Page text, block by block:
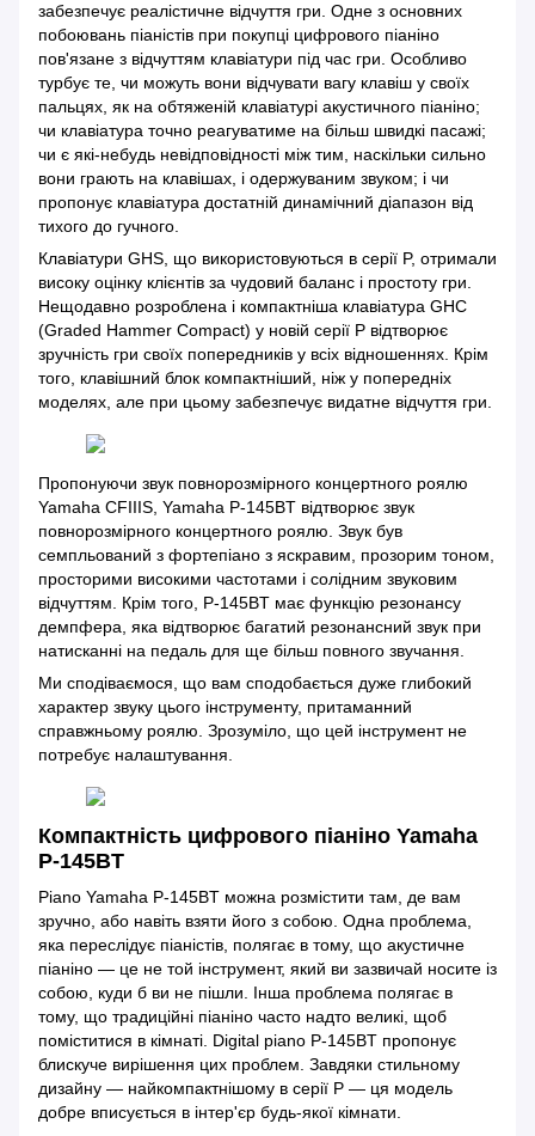
забезпечує реалістичне відчуття гри. Одне з основних
побоювань піаністів при покупці цифрового піаніно
пов'язане з відчуттям клавіатури під час гри. Особливо
турбує те, чи можуть вони відчувати вагу клавіш у своїх
пальцях, як на обтяженій клавіатурі акустичного піаніно;
чи клавіатура точно реагуватиме на більш швидкі пасажі;
чи є які-небудь невідповідності між тим, наскільки сильно
вони грають на клавішах, і одержуваним звуком; і чи
пропонує клавіатура достатній динамічний діапазон від
тихого до гучного.
Клавіатури GHS, що використовуються в серії P, отримали
високу оцінку клієнтів за чудовий баланс і простоту гри.
Нещодавно розроблена і компактніша клавіатура GHC
(Graded Hammer Compact) у новій серії P відтворює
зручність гри своїх попередників у всіх відношеннях. Крім
того, клавішний блок компактніший, ніж у попередніх
моделях, але при цьому забезпечує видатне відчуття гри.
Пропонуючи звук повнорозмірного концертного роялю
Yamaha CFIIIS, Yamaha P-145BT відтворює звук
повнорозмірного концертного роялю. Звук був
семпльований з фортепіано з яскравим, прозорим тоном,
просторими високими частотами і солідним звуковим
відчуттям. Крім того, P-145BT має функцію резонансу
демпфера, яка відтворює багатий резонансний звук при
натисканні на педаль для ще більш повного звучання.
Ми сподіваємося, що вам сподобається дуже глибокий
характер звуку цього інструменту, притаманний
справжньому роялю. Зрозуміло, що цей інструмент не
потребує налаштування.
Компактність цифрового піаніно Yamaha
P-145BT
Piano Yamaha P-145BT можна розмістити там, де вам
зручно, або навіть взяти його з собою. Одна проблема,
яка переслідує піаністів, полягає в тому, що акустичне
піаніно — це не той інструмент, який ви зазвичай носите із
собою, куди б ви не пішли. Інша проблема полягає в
тому, що традиційні піаніно часто надто великі, щоб
поміститися в кімнаті. Digital piano P-145BT пропонує
блискуче вирішення цих проблем. Завдяки стильному
дизайну — найкомпактнішому в серії P — ця модель
добре вписується в інтер'єр будь-якої кімнати.